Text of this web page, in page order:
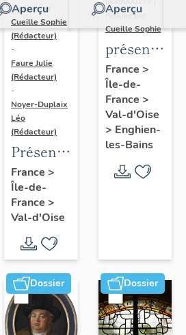
Aperçu
Réalisé par
Cueille Sophie
(Rédacteur)
-
Faure Julie
(Rédacteur)
-
Noyer-Duplaix
Léo
(Rédacteur)
Présentation
de
l'étude
du
de
l'agglomération
de
Cergy-
Pontoise
France >
Île-de-
France >
Val-d'Oise
Aperçu
Réalisé par
Cueille Sophie
de
l'étude
du
patrimoine
d'Enghien-
Les-
Bains
France >
Île-de-
France >
Val-d'Oise
> Enghien-
les-Bains
Dossier Dossier